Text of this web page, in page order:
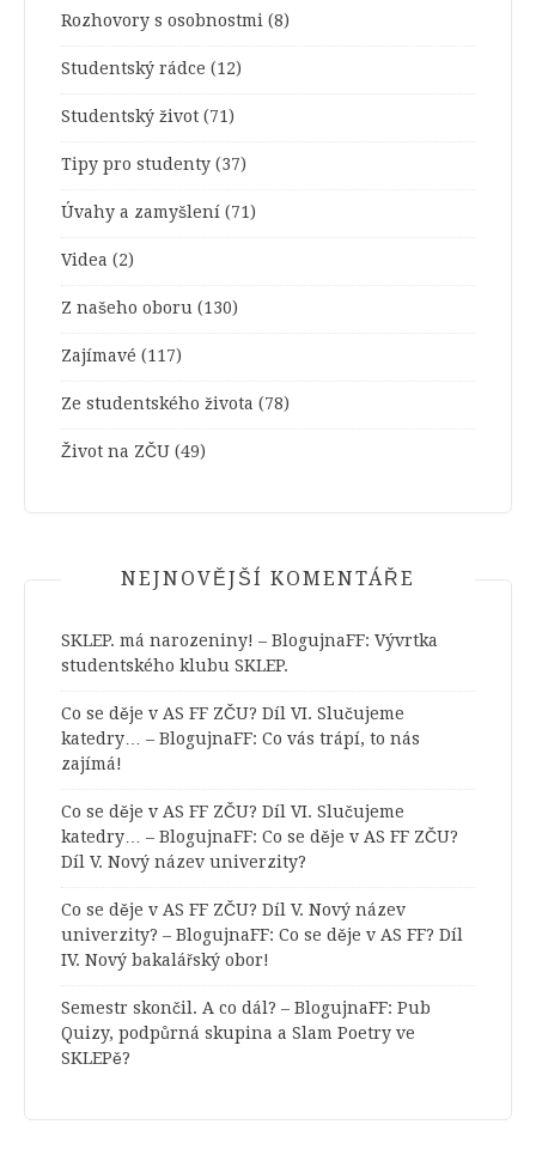
Rozhovory s osobnostmi (8)
Studentský rádce (12)
Studentský život (71)
Tipy pro studenty (37)
Úvahy a zamyšlení (71)
Videa (2)
Z našeho oboru (130)
Zajímavé (117)
Ze studentského života (78)
Život na ZČU (49)
NEJNOVĚJŠÍ KOMENTÁŘE
SKLEP. má narozeniny! – BlogujnaFF: Vývrtka
studentského klubu SKLEP.
Co se děje v AS FF ZČU? Díl VI. Slučujeme
katedry… – BlogujnaFF: Co vás trápí, to nás
zajímá!
Co se děje v AS FF ZČU? Díl VI. Slučujeme
katedry… – BlogujnaFF: Co se děje v AS FF ZČU?
Díl V. Nový název univerzity?
Co se děje v AS FF ZČU? Díl V. Nový název
univerzity? – BlogujnaFF: Co se děje v AS FF? Díl
IV. Nový bakalářský obor!
Semestr skončil. A co dál? – BlogujnaFF: Pub
Quizy, podpůrná skupina a Slam Poetry ve
SKLEPě?